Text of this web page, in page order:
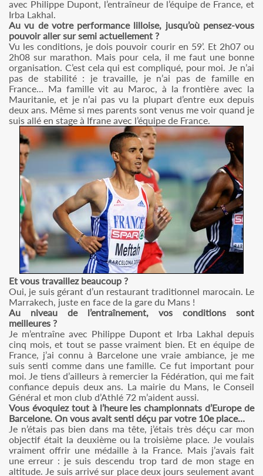
avec Philippe Dupont, l’entraîneur de l’équipe de France, et
Irba Lakhal.
Au vu de votre performance lilloise, jusqu’où pensez-vous
pouvoir aller sur semi actuellement ?
Vu les conditions, je dois pouvoir courir en 59’. Et 2h07 ou
2h08 sur marathon. Mais pour cela, il me faut une bonne
organisation. C’est cela qui est compliqué, pour moi. Je n’ai
pas de stabilité : je travaille, je n’ai pas de famille en
France… Ma famille vit au Maroc, à la frontière avec la
Mauritanie, et je n’ai pas vu la plupart d’entre eux depuis
deux ans. Même si mes parents sont venus me voir quand je
suis allé en stage à Ifrane avec l’équipe de France.
Et vous travaillez beaucoup ?
Oui, je suis gérant d’un restaurant traditionnel marocain. Le
Marrakech, juste en face de la gare du Mans !
Au niveau de l’entraînement, vos conditions sont
meilleures ?
Je m’entraîne avec Philippe Dupont et Irba Lakhal depuis
cinq mois, et tout se passe vraiment bien. Et en équipe de
France, j’ai connu à Barcelone une vraie ambiance, je me
suis senti comme dans une famille. Ce fut important pour
moi. Je tiens d’ailleurs à remercier la Fédération, qui me fait
confiance depuis deux ans. La mairie du Mans, le Conseil
Général et mon club d’Athlé 72 m’aident aussi.
Vous évoquiez tout à l’heure les championnats d’Europe de
Barcelone. On vous avait senti déçu par votre 10e place…
Je n’étais pas bien dans ma tête, j’étais très déçu car mon
objectif était la deuxième ou la troisième place. Je voulais
vraiment offrir une médaille à la France. Mais j’avais fait
une erreur : je suis descendu trop tard de mon stage en
altitude. Je suis arrivé sur place deux jours seulement avant